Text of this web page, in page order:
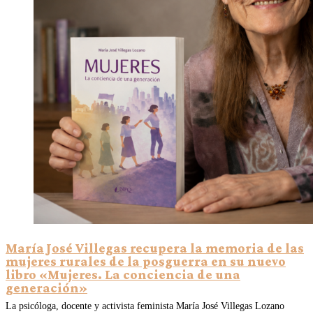
María José Villegas recupera la memoria de las
mujeres rurales de la posguerra en su nuevo
libro «Mujeres. La conciencia de una
generación»
La psicóloga, docente y activista feminista María José Villegas Lozano